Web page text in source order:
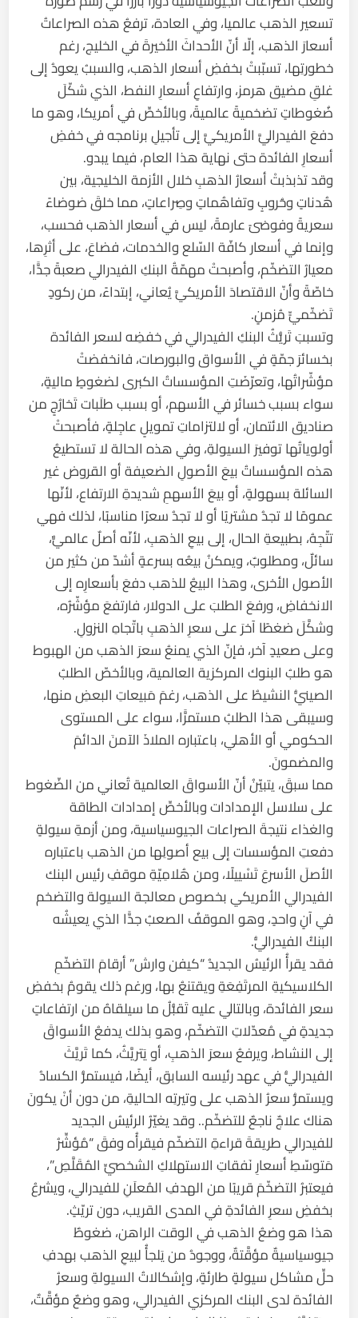
تسعير الذهب عالميا، وفي العادة، ترفعُ هذه الصراعاتُ
أسعارَ الذهب، إلّا أنّ الأحداثَ الأخيرةَ في الخليج، رغم
خطورتِها، تسبّبتْ بخفضِ أسعار الذهب، والسببُ يعودُ إلى
غلقِ مضيق هرمز، وارتفاعِ أسعارِ النفط، الذي شكّلَ
ضُغوطاتٍ تضخميةً عالميةً، وبالأخصِّ في أمريكا، وهو ما
دفعَ الفيدراليَّ الأمريكيَّ إلى تأجيلِ برنامجه في خفضِ
أسعارِ الفائدة حتى نهاية هذا العام، فيما يبدو.
وقد تذبذبتْ أسعارُ الذهبِ خلال الأزمة الخليجية، بين
هُدناتٍ وحُروبٍ وتفاهُماتٍ وصِراعاتٍ، مما خلقَ ضوضاءً
سعريةً وفوضىً عارمةً، ليس في أسعار الذهب فحسب،
وإنما في أسعار كافّة السّلع والخدمات، فضاعَ، على أثرِها،
معيارُ التضخّم، وأصبحتْ مهمّةُ البنكِ الفيدرالي صعبةً جدًّا،
خاصّةً وأنّ الاقتصادَ الأمريكيَّ يُعاني، إبتداءً، من ركودٍ
تَضخّميٍّ مُزمنٍ.
وتسببَ تَريُّثُ البنكِ الفيدرالي في خفضِه لسعر الفائدة
بخسائرَ جمّةٍ في الأسواق والبورصات، فانخفضتْ
مؤشّراتُها، وتعرّضَتِ المؤسساتُ الكبرى لضغوطٍ ماليةٍ،
سواء بسبب خسائر في الأسهم، أو بسبب طلَبات تَخارُجٍ من
صناديق الائتمان، أو لالتزاماتِ تمويلٍ عاجِلةٍ، فأصبحتْ
أولوياتُها توفيرَ السيولةِ، وفي هذه الحالة لا تستطيعُ
هذه المؤسساتُ بيعَ الأصولِ الضعيفة أو القروض غير
السائلة بسهولةٍ، أو بيعَ الأسهمِ شديدةِ الارتفاع، لأنّها
عمومًا لا تجدُ مشتريًا أو لا تجدُ سعرًا مناسبًا، لذلك فهي
تتّجِهُ، بطبيعةِ الحال، إلى بيعِ الذهبِ، لأنّه أصلٌ عالميٌّ،
سائلٌ، ومطلوبٌ، ويمكنُ بيعُه بسرعةٍ أشدّ من كثير من
الأصول الأخرى، وهذا البيعُ للذهب دفعَ بأسعارِه إلى
الانخفاضِ، ورفعَ الطلبَ على الدولار، فارتفعَ مؤشّرُه،
وشكَّلَ ضغطًا آخرَ على سعرِ الذهبِ باتّجاهِ النزولِ.
وعلى صعيدٍ آخر، فإنّ الذي يمنعُ سعرَ الذهب من الهبوط
هو طلبُ البنوك المركزية العالمية، وبالأخصّ الطلبُ
الصينيُّ النشيطُ على الذهب، رغمَ مَبيعاتِ البعضِ منها،
وسيبقى هذا الطلبُ مستمرًّا، سواء على المستوى
الحكومي أو الأهلي، باعتباره الملاذَ الآمنَ الدائمَ
والمضمونَ.
مما سبقَ، يتبيّنُ أنّ الأسواقَ العالمية تُعاني من الضّغوط
على سلاسل الإمدادات وبالأخصِّ إمدادات الطاقة
والغذاء نتيجةَ الصراعات الجيوسياسية، ومن أزمةِ سيولةٍ
دفعتِ المؤسسات إلى بيع أصولِها من الذهب باعتباره
الأصلَ الأسرعَ تَسْييلًا، ومن هُلامِيّةِ موقفِ رئيس البنك
الفيدرالي الأمريكي بخصوص معالجة السيولة والتضخم
في آنٍ واحدٍ، وهو الموقفُ الصعبُ جدًّا الذي يعيشُه
البنكُ الفيدراليُّ.
فقد يقرأُ الرئيسُ الجديدُ “كيفن وارش” أرقامَ التضخّمِ
الكلاسيكيةِ المرتَفِعَةِ ويقتنعُ بها، ورغم ذلك يقومُ بخفضِ
سعر الفائدة، وبالتالي عليه تَقبُّلُ ما سيلقاهُ من ارتفاعاتٍ
جديدةٍ في مُعدّلاتِ التضخّم، وهو بذلك يدفعُ الأسواقَ
إلى النشاط، ويرفعُ سعرَ الذهبِ، أو يَتريَّثُ، كما تَريَّثَ
الفيدراليُّ في عهد رئيسه السابق، أيضًا، فيستمرُّ الكسادُ
ويستمرُّ سعرُ الذهب على وتيرتِه الحاليةِ، من دون أنْ يكونَ
هناك علاجٌ ناجعٌ للتضخّم.. وقد يغيّرُ الرئيسُ الجديد
للفيدرالي طريقةَ قراءةِ التضخّم فيقرأُه وفقَ “مُؤشِّرُ
مَتوسّطِ أسعارِ نَفقاتِ الاستهلاكِ الشخصيِّ المُقَلَّصِ”،
فيعتبرُ التضخّمَ قريبًا من الهدفِ المُعلَنِ للفيدرالي، ويشرعُ
بخفضِ سعرِ الفائدةِ في المدى القريب، دون تريّثٍ.
هذا هو وضعُ الذهب في الوقت الراهن، ضغوطٌ
جيوسياسيةٌ مؤقَّتةٌ، ووجودُ من يَلجأُ لبيعِ الذهب بهدفِ
حلِّ مشاكل سيولةٍ طارئةٍ، وإشكالاتُ السيولةِ وسعرُ
الفائدة لدى البنك المركزي الفيدرالي، وهو وضعٌ مؤقَّتٌ،